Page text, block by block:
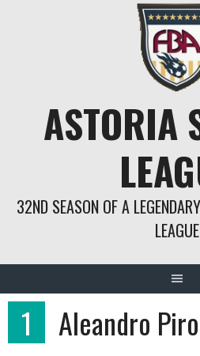
ASTORIA
32ND SEASON OF A
LEAGUE
1 Aleandro